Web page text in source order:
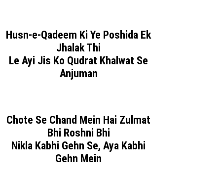
Husn-e-Qadeem Ki Ye Poshida Ek
Jhalak Thi
Le Ayi Jis Ko Qudrat Khalwat Se
Anjuman
Chote Se Chand Mein Hai Zulmat
Bhi Roshni Bhi
Nikla Kabhi Gehn Se, Aya Kabhi
Gehn Mein